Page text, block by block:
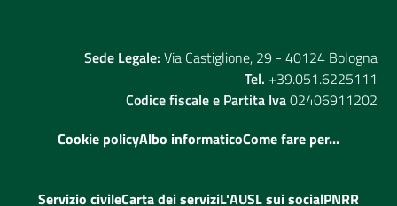
Sede Legale: Via Castiglione, 29 - 40124 Bologna
Tel. +39.051.6225111
Codice fiscale e Partita Iva02406911202
Cookie policyAlbo informaticoCome fare per...
Servizio civileCarta dei serviziL'AUSL sui socialPNRR